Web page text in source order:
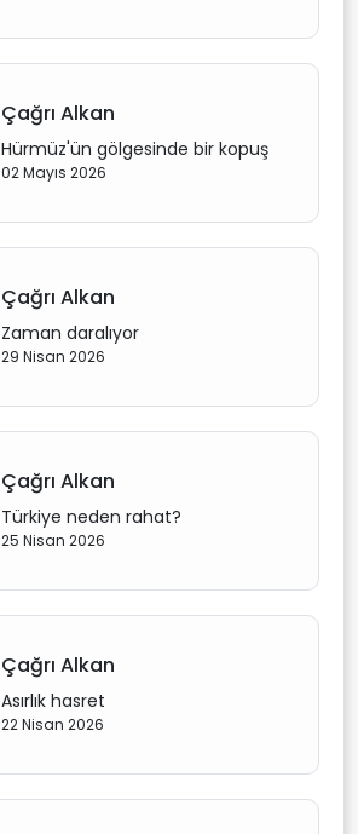
Çağrı Alkan
Hürmüz'ün gölgesinde bir kopuş
02 Mayıs 2026
Çağrı Alkan
Zaman daralıyor
29 Nisan 2026
Çağrı Alkan
Türkiye neden rahat?
25 Nisan 2026
Çağrı Alkan
Asırlık hasret
22 Nisan 2026